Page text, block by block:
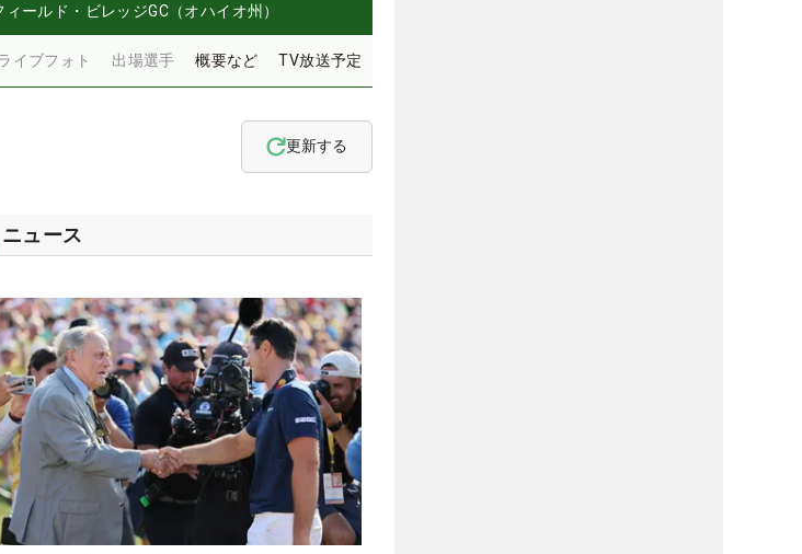
ィールド・ビレッジGC（オハイオ州）
イブフォト 出場選手 概要など TV放送予定
更新する
ニュース